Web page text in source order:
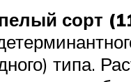
сорт
типа.